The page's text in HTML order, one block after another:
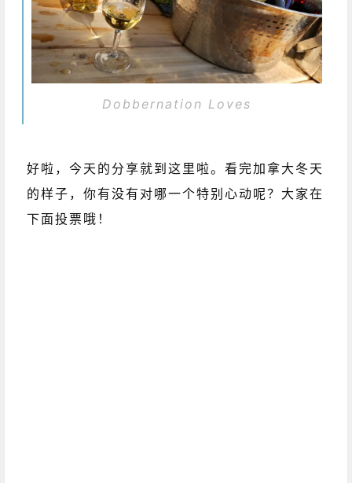
Dobbernation Loves
好啦，今天的分享就到这里啦。看完加拿大冬天
的样子，你有没有对哪一个特别心动呢？大家在
下面投票哦！